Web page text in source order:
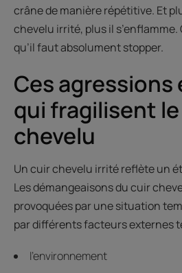
crâne de manière répétitive. Et
chevelu irrité, plus il s’enflamme.
qu’il faut absolument stopper.
Ces agressions
qui fragilisent
chevelu
Un cuir chevelu irrité reflète un
Les démangeaisons du cuir
provoquées par une situation
par différents facteurs externes
l’environnement